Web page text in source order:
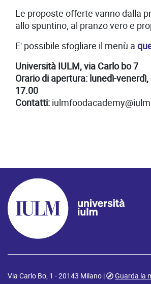
Le proposte offerte vanno dalla
allo spuntino, al pranzo vero e
E' possibile sfogliare il menù a
Università IULM, via Carlo bo 7
Orario di apertura: lunedì-
17.00
Contatti:
Via Carlo Bo, 1 - 20143 Milano |
Guarda la